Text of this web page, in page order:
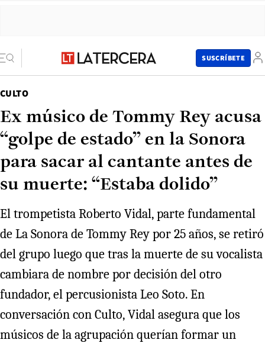
SUSCRÍBETE
CULTO
Ex músico de Tommy Rey acusa
“golpe de estado” en la Sonora
para sacar al cantante antes de
su muerte: “Estaba dolido”
El trompetista Roberto Vidal, parte fundamental
de La Sonora de Tommy Rey por 25 años, se retiró
del grupo luego que tras la muerte de su vocalista
cambiara de nombre por decisión del otro
fundador, el percusionista Leo Soto. En
conversación con Culto, Vidal asegura que los
músicos de la agrupación querían formar un